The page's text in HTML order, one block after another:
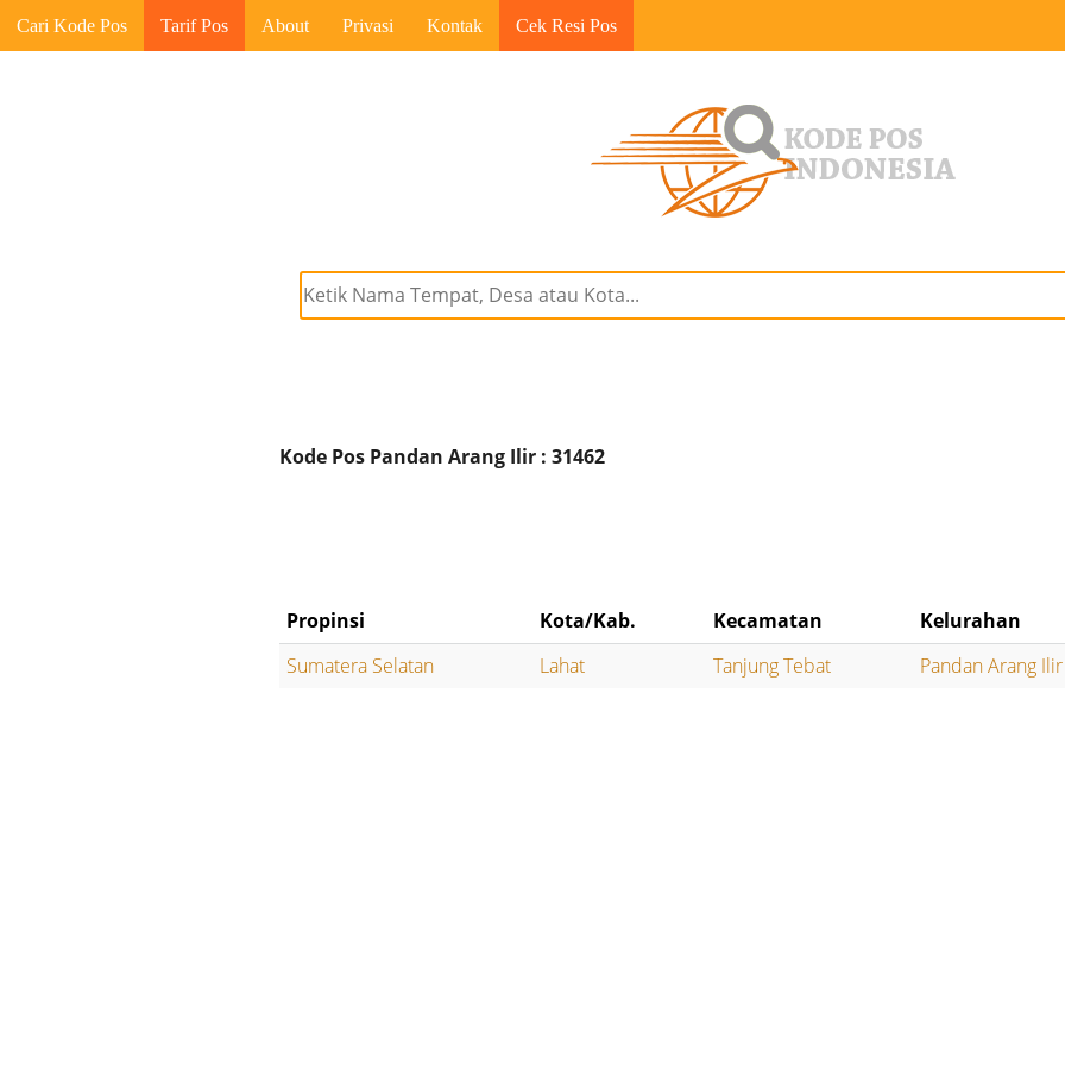
Cari Kode Pos Tarif Pos About Privasi Kontak Cek Resi Pos
Kode Pos Pandan Arang Ilir : 31462
Propinsi Kota/Kab. Kecamatan
Kelurahan
Sumatera Selatan
Lahat Tanjung Tebat Pandan Arang Ilir